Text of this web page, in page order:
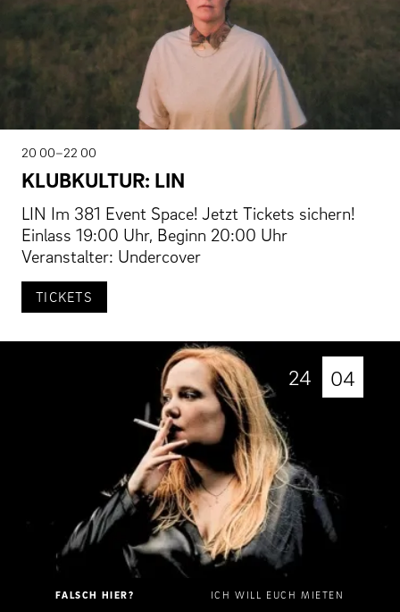
20 00–22 00
KLUBKULTUR: LIN
LIN Im 381 Event Space! Jetzt Tickets sichern!
Einlass 19:00 Uhr, Beginn 20:00 Uhr
Veranstalter: Undercover
TICKETS
24 04
FALSCH HIER? ICH WILL EUCH MIETEN